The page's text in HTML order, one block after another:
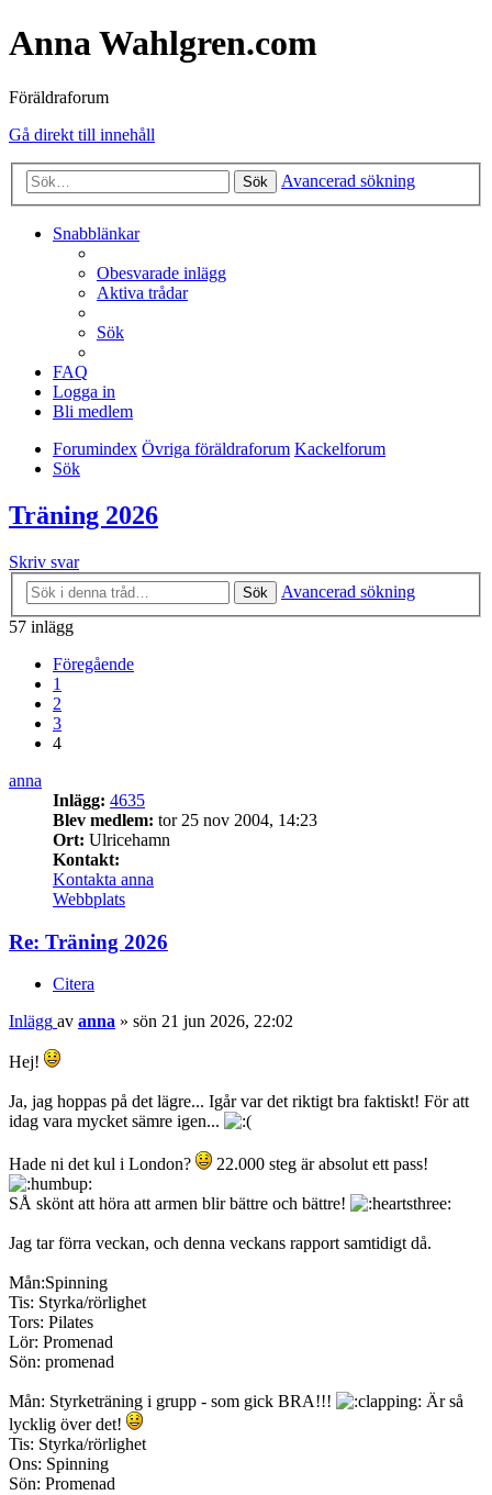
Anna Wahlgren.com
Föräldraforum
Gå direkt till innehåll
Sök Avancerad sökning
Snabblänkar
Obesvarade inlägg
Aktiva trådar
Sök
FAQ
Logga in
Bli medlem
Forumindex Övriga föräldraforum Kackelforum
Sök
Träning 2026
Skriv svar
Sök
Avancerad sökning
57 inlägg
Föregående
1
2
3
4
anna
Inlägg: 4635
Blev medlem: tor 25 nov 2004, 14:23
Ort: Ulricehamn
Kontakt:
Kontakta anna
Webbplats
Re: Träning 2026
Citera
Inlägg av anna » sön 21 jun 2026, 22:02
Hej!
Ja, jag hoppas på det lägre... Igår var det riktigt bra faktiskt! För att
idag vara mycket sämre igen...
Hade ni det kul i London? 22.000 steg är absolut ett pass!
SÅ skönt att höra att armen blir bättre och bättre!
Jag tar förra veckan, och denna veckans rapport samtidigt då.
Mån:Spinning
Tis: Styrka/rörlighet
Tors: Pilates
Lör: Promenad
Sön: promenad
Mån: Styrketräning i grupp - som gick BRA!!!
Är så
lycklig över det!
Tis: Styrka/rörlighet
Ons: Spinning
Sön: Promenad